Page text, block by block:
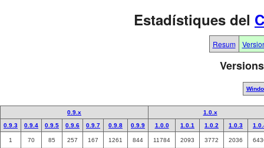
Estadístiques del
Resum
0.9.x
1.0.x
0.9.3
0.9.4 0.9.5 0.9.6 0.9.7 0.9.8 0.9.9 1.0.0 1.0.1 1.0.2 1.0.3
1 70 85 257 167 1261 844 11784 2093 3772 2036